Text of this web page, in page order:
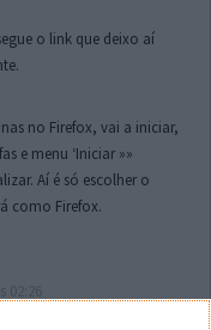
o link que deixo aí
no Firefox, vai a iniciar,
e menu ‘Iniciar »»
Aí é só escolher o
como Firefox.